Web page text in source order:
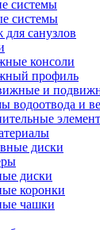
системы
системы
санузлов
консоли
профиль
и
водоотвода и
диски
диски
коронки
чашки